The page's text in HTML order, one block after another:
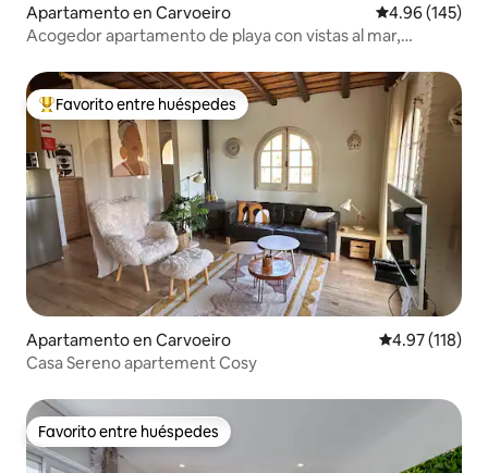
Apartamento en Carvoeiro Calificación
4.96 (145)
Acogedor apartamento de playa con vistas al mar,
Favorito entre huéspedes preferido
Favorito entre huéspedes
Apartamento en Carvoeiro Calificación
4.97 (118)
Casa Sereno apartement Cosy
Favorito entre huéspedes
Favorito entre huéspedes